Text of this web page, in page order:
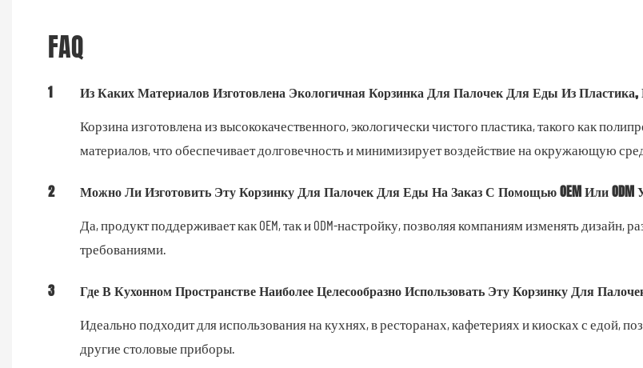
FAQ
1 Из Каких Материалов Изготовлена ​​экологичная Корзинка Для Палочек Для Еды Из
Корзина изготовлена ​​из высококачественного, экологически чистого пластика, такого как
материалов, что обеспечивает долговечность и минимизирует воздействие на окружающую
2 Можно Ли Изготовить Эту Корзинку Для Палочек Для Еды На Заказ С Помощью OEM Или ODM
Да, продукт поддерживает как OEM, так и ODM-настройку, позволяя компаниям изменять
требованиями.
3 Где В Кухонном Пространстве Наиболее Целесообразно Использовать Эту Корзинку Для
Идеально подходит для использования на кухнях, в ресторанах, кафетериях и киосках с едой,
другие столовые приборы.